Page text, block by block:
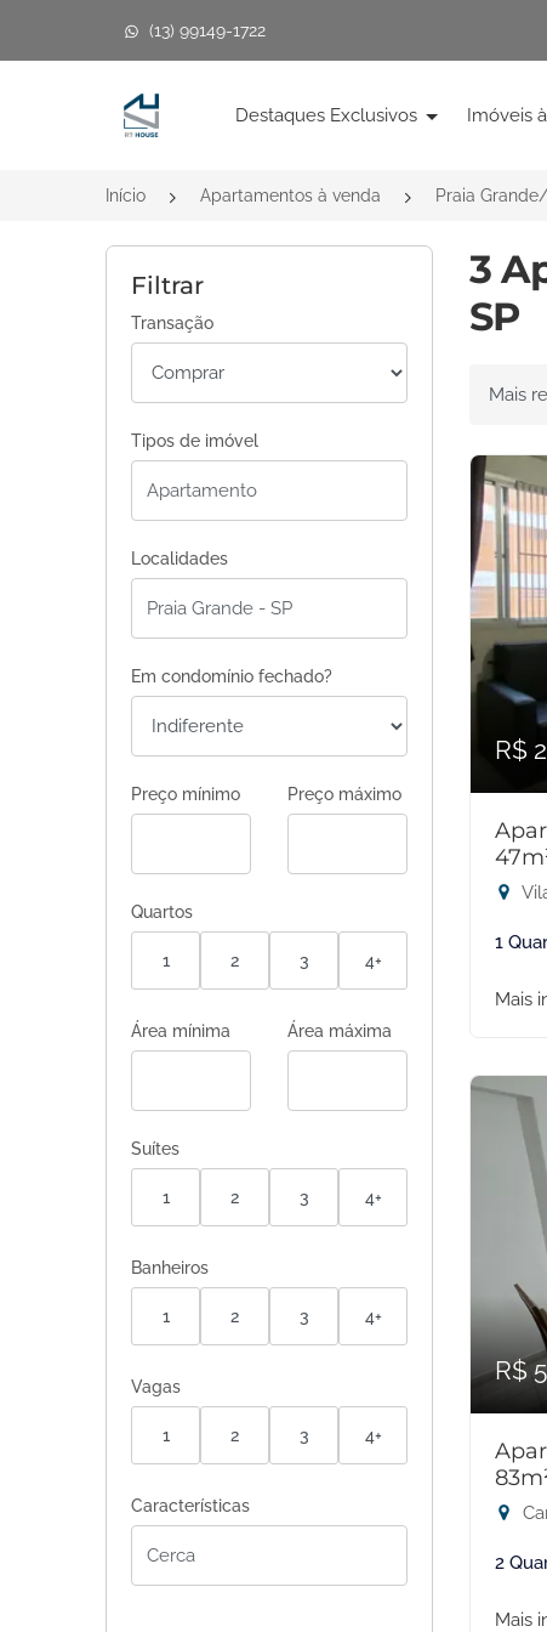
(13) 99149-1722
Página inicial
Destaques Exclusivos Imóveis
Início Apartamentos à venda Praia
Filtrar
Transação
Tipos de imóvel
Localidades
Em condomínio fechado?
Preço mínimo Preço máximo
Quartos
1 2 3 4+
Área mínima Área máxima
Suítes
1 2 3 4+
Banheiros
1 2 3 4+
Vagas
1 2 3 4+
Características
3
SP
Ordenar
R$
1
Mais
R$
2
Mais